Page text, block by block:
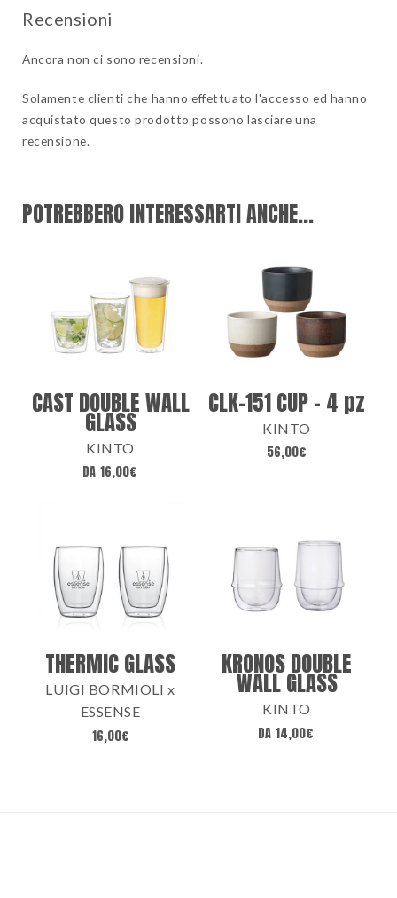
Ancora non ci sono recensioni.
Solamente clienti che hanno effettuato l'accesso ed hanno
acquistato questo prodotto possono lasciare una
recensione.
POTREBBERO INTERESSARTI ANCHE...
CAST DOUBLE WALL
GLASS
KINTO
DA 16,00€
CLK-151 CUP – 4 pz
KINTO
56,00€
THERMIC GLASS
LUIGI BORMIOLI x
ESSENSE
16,00€
KRONOS DOUBLE
WALL GLASS
KINTO
DA 14,00€